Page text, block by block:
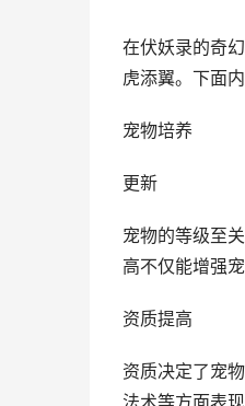
在伏妖录的奇
虎添翼。下面
宠物培养
更新
宠物的等级至
高不仅能增强
资质提高
资质决定了宠